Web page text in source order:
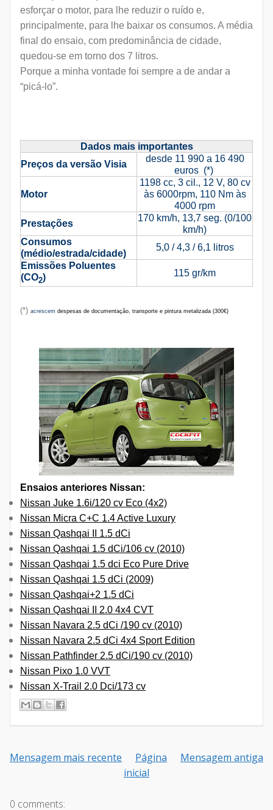
esforçar o motor, para lhe reduzir o ruído e,
principalmente, para lhe baixar os consumos. A média
final do ensaio, com predominância de cidade,
quedou-se em torno dos 7 litros.
Porque a minha vontade foi sempre a de andar a
“picá-lo”.
Dados mais importantes
Preços da versão Visia
desde 11 990 a 16 490
euros (*)
Motor
1198 cc, 3 cil., 12 V, 80 cv
às 6000rpm, 110 Nm às
4000 rpm
Prestações
170 km/h, 13,7 seg. (0/100
km/h)
Consumos
(médio/estrada/cidade)
5,0 / 4,3 / 6,1 litros
Emissões Poluentes
(CO2) 115 gr/km
(*) acrescem despesas de documentação, transporte e pintura metalizada (300€)
Ensaios anteriores Nissan:
Nissan Juke 1.6i/120 cv Eco (4x2)
Nissan Micra C+C 1.4 Active Luxury
Nissan Qashqai II 1.5 dCi
Nissan Qashqai 1.5 dCi/106 cv (2010)
Nissan Qashqai 1.5 dci Eco Pure Drive
Nissan Qashqai 1.5 dCi (2009)
Nissan Qashqai+2 1.5 dCi
Nissan Qashqai II 2.0 4x4 CVT
Nissan Navara 2.5 dCi /190 cv (2010)
Nissan Navara 2.5 dCi 4x4 Sport Edition
Nissan Pathfinder 2.5 dCi/190 cv (2010)
Nissan Pixo 1.0 VVT
Nissan X-Trail 2.0 Dci/173 cv
Mensagem mais recente Mensagem antiga
Página
inicial
0 comments: